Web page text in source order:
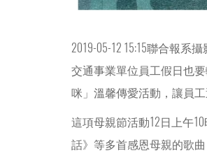
2019-05-12 15:15聯合報系
交通事業單位員工假日也
咪」溫馨傳愛活動，讓員
這項母親節活動12日上午
話》等多首感恩母親的歌